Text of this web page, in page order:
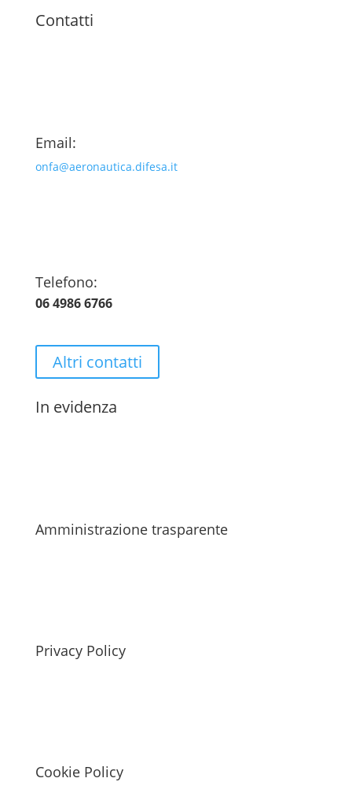
Contatti
Email:
onfa@aeronautica.difesa.it
Telefono:
06 4986 6766
Altri contatti
In evidenza
Amministrazione trasparente
Privacy Policy
Cookie Policy